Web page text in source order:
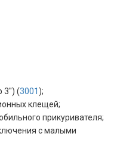
3'') (3001);
клещей;
прикуривателя;
с малыми